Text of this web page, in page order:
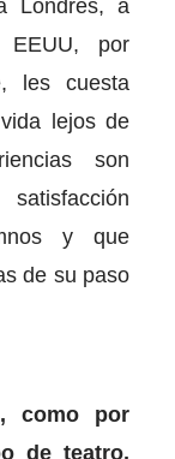
Londres, a
por
les cuesta
lejos de
son
y que
de su paso
como por
de teatro,